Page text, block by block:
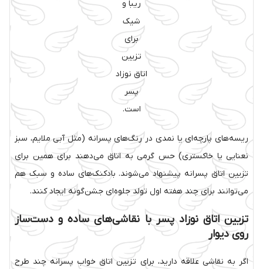
ریبا و
شیک
برای
تزیین
اتاق نوزاد
پسر
است.
ریسه‌های پارچه‌ای یا نمدی در رنگ‌های پسرانه (مثل آبی ملایم، سبز
نعنایی یا خاکستری) حس گرمی به اتاق می‌دهند برای همین برای
تزیین اتاق پسرانه پیشنهاد می‌شوند. بادکنک‌های ساده و سبک هم
می‌توانند برای چند هفته اول تولد جلوه‌ای جشن‌گونه ایجاد کنند.
تزیین اتاق نوزاد پسر با نقاشی‌های ساده و دست‌ساز
روی دیوار
اگر به نقاشی علاقه دارید، برای تزیین اتاق خواب پسرانه چند طرح